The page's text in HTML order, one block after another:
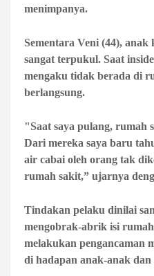
menimpanya.
Sementara Veni (44),
sangat terpukul. Saat
mengaku tidak berada di
berlangsung.
"Saat saya pulang, rumah
Dari mereka saya baru
air cabai oleh orang tak
rumah sakit,” ujarnya
Tindakan pelaku dinilai
mengobrak-abrik isi
melakukan pengancaman
di hadapan anak-anak